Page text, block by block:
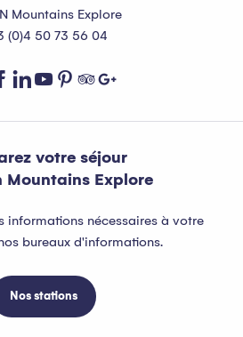
Mountains Explore
(0)4 50 73 56 04
votre séjour
Mountains Explore
informations nécessaires à votre
bureaux d'informations.
Nos stations